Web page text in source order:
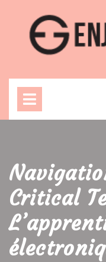
content
Critical